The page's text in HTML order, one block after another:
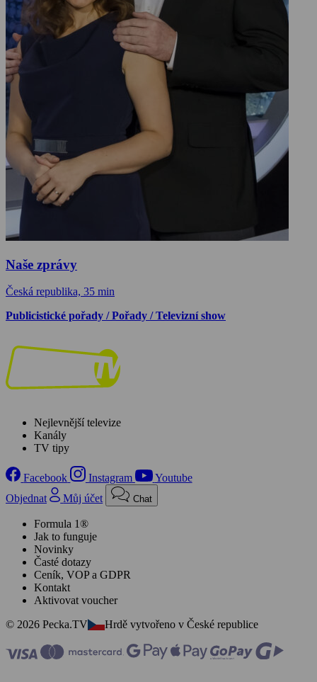
Naše zprávy
Česká republika, 35 min
Publicistické pořady / Pořady / Televizní show
Nejlevnější televize
Kanály
TV tipy
Facebook Instagram
Youtube
Objednat
Můj účet Chat
Formula 1®
Jak to funguje
Novinky
Časté dotazy
Ceník, VOP a GDPR
Kontakt
Aktivovat voucher
© 2026 Pecka.TV
Hrdě vytvořeno v České republice